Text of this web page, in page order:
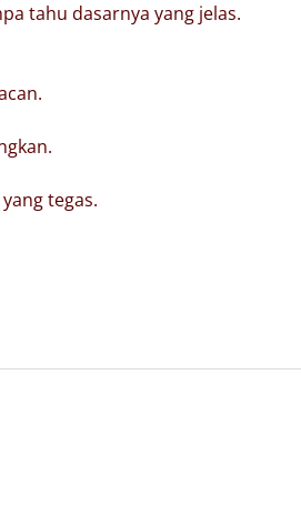
tahu dasarnya yang jelas.
tegas.